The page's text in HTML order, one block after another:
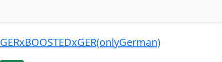
GERxBOOSTEDxGER(onlyGerman)